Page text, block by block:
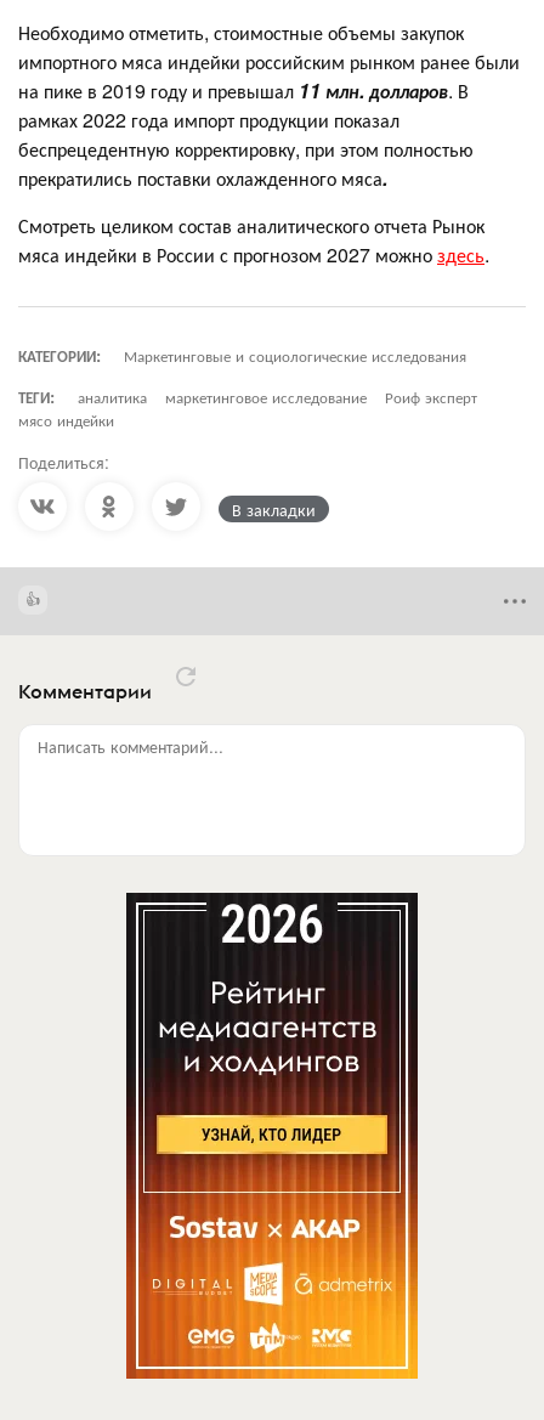
Необходимо отметить, стоимостные объемы закупок
импортного мяса индейки российским рынком ранее были
на пике в 2019 году и превышал 11 млн. долларов. В
рамках 2022 года импорт продукции показал
беспрецедентную корректировку, при этом полностью
прекратились поставки охлажденного мяса.
Смотреть целиком состав аналитического отчета Рынок
мяса индейки в России с прогнозом 2027 можноздесь.
КАТЕГОРИИ:
Маркетинговые и социологические исследования
ТЕГИ:
аналитика маркетинговое исследование
Роиф эксперт
мясо индейки
Поделиться:
В закладки
Комментарии
Написать комментарий...